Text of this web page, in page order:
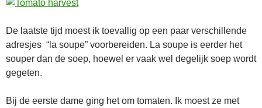
De laatste tijd moest ik toevallig op een paar verschillende
adresjes “la soupe” voorbereiden. La soupe is eerder het
souper dan de soep, hoewel er vaak wel degelijk soep wordt
gegeten.
Bij de eerste dame ging het om tomaten. Ik moest ze met